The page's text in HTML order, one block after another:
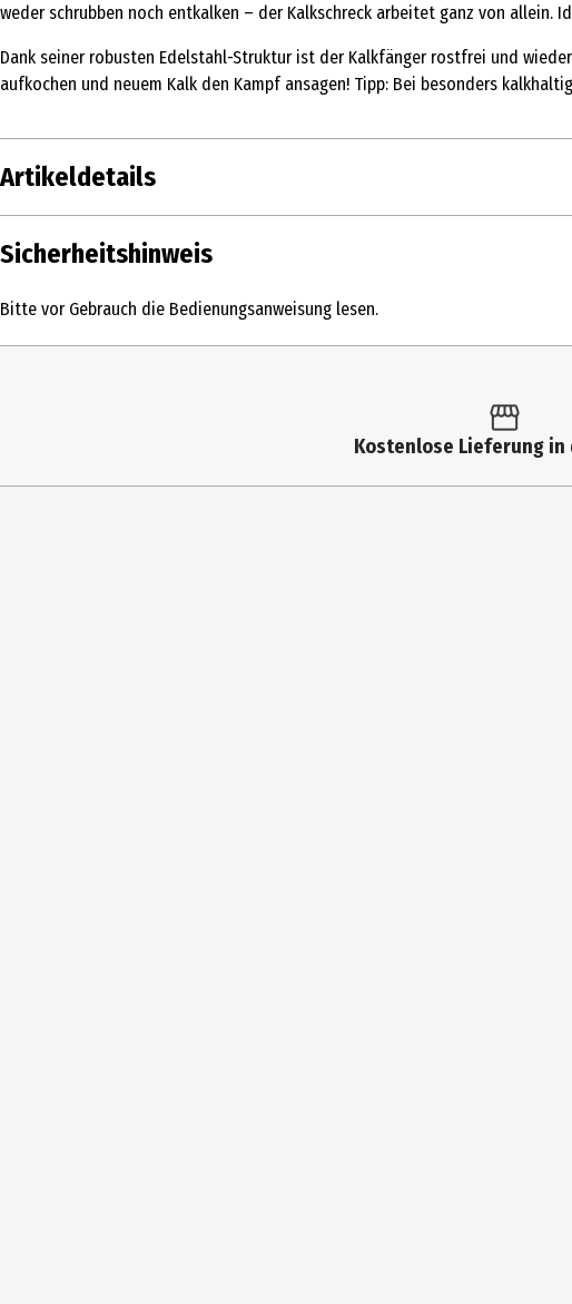
weder schrubben noch entkalken – der Kalkschreck arbeitet ganz von allein.
Dank seiner robusten Edelstahl-Struktur ist der Kalkfänger rostfrei und
aufkochen und neuem Kalk den Kampf ansagen! Tipp: Bei besonders
Artikeldetails
Inhalt
Sicherheitshinweis
Bitte vor Gebrauch die Bedienungsanweisung lesen.
Kostenlose Lieferung in